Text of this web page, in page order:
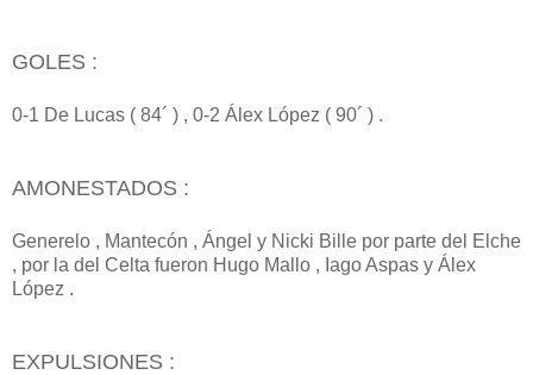
GOLES :
0-1 De Lucas ( 84´ ) , 0-2 Álex López ( 90´ ) .
AMONESTADOS :
Generelo , Mantecón , Ángel y Nicki Bille por parte del Elche
, por la del Celta fueron Hugo Mallo , Iago Aspas y Álex
López .
EXPULSIONES :